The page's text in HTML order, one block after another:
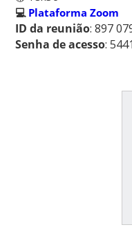
💻 Plataforma Zoom
ID da reunião: 897
Senha de acesso: